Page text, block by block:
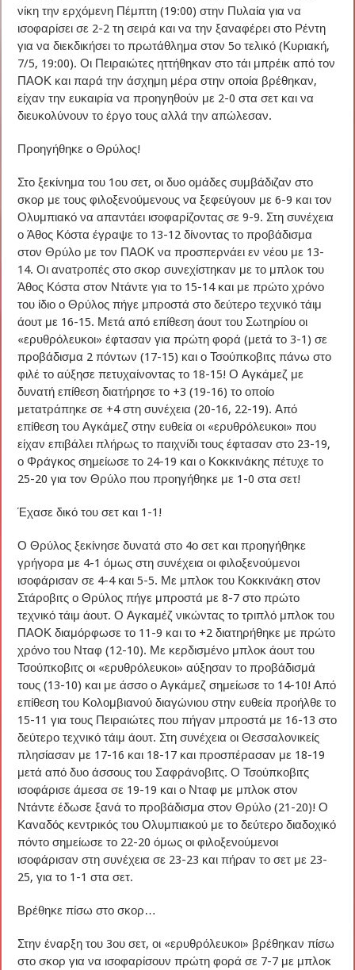
νίκη την ερχόμενη Πέμπτη (19:00) στην Πυλαία για να
ισοφαρίσει σε 2-2 τη σειρά και να την ξαναφέρει στο Ρέντη
για να διεκδικήσει το πρωτάθλημα στον 5ο τελικό (Κυριακή,
7/5, 19:00). Οι Πειραιώτες ηττήθηκαν στο τάι μπρέικ από τον
ΠΑΟΚ και παρά την άσχημη μέρα στην οποία βρέθηκαν,
είχαν την ευκαιρία να προηγηθούν με 2-0 στα σετ και να
διευκολύνουν το έργο τους αλλά την απώλεσαν.
Προηγήθηκε ο Θρύλος!
Στο ξεκίνημα του 1ου σετ, οι δυο ομάδες συμβάδιζαν στο
σκορ με τους φιλοξενούμενους να ξεφεύγουν με 6-9 και τον
Ολυμπιακό να απαντάει ισοφαρίζοντας σε 9-9. Στη συνέχεια
ο Άθος Κόστα έγραψε το 13-12 δίνοντας το προβάδισμα
στον Θρύλο με τον ΠΑΟΚ να προσπερνάει εν νέου με 13-
14. Οι ανατροπές στο σκορ συνεχίστηκαν με το μπλοκ του
Άθος Κόστα στον Ντάντε για το 15-14 και με πρώτο χρόνο
του ίδιο ο Θρύλος πήγε μπροστά στο δεύτερο τεχνικό τάιμ
άουτ με 16-15. Μετά από επίθεση άουτ του Σωτηρίου οι
«ερυθρόλευκοι» έφτασαν για πρώτη φορά (μετά το 3-1) σε
προβάδισμα 2 πόντων (17-15) και ο Τσούπκοβιτς πάνω στο
φιλέ το αύξησε πετυχαίνοντας το 18-15! Ο Αγκάμεζ με
δυνατή επίθεση διατήρησε το +3 (19-16) το οποίο
μετατράπηκε σε +4 στη συνέχεια (20-16, 22-19). Από
επίθεση του Αγκάμεζ στην ευθεία οι «ερυθρόλευκοι» που
είχαν επιβάλει πλήρως το παιχνίδι τους έφτασαν στο 23-19,
ο Φράγκος σημείωσε το 24-19 και ο Κοκκινάκης πέτυχε το
25-20 για τον Θρύλο που προηγήθηκε με 1-0 στα σετ!
Έχασε δικό του σετ και 1-1!
Ο Θρύλος ξεκίνησε δυνατά στο 4ο σετ και προηγήθηκε
γρήγορα με 4-1 όμως στη συνέχεια οι φιλοξενούμενοι
ισοφάρισαν σε 4-4 και 5-5. Με μπλοκ του Κοκκινάκη στον
Στάροβιτς ο Θρύλος πήγε μπροστά με 8-7 στο πρώτο
τεχνικό τάιμ άουτ. Ο Αγκαμέζ νικώντας το τριπλό μπλοκ του
ΠΑΟΚ διαμόρφωσε το 11-9 και το +2 διατηρήθηκε με πρώτο
χρόνο του Νταφ (12-10). Με κερδισμένο μπλοκ άουτ του
Τσούπκοβιτς οι «ερυθρόλευκοι» αύξησαν το προβάδισμά
τους (13-10) και με άσσο ο Αγκάμεζ σημείωσε το 14-10! Από
επίθεση του Κολομβιανού διαγώνιου στην ευθεία προήλθε το
15-11 για τους Πειραιώτες που πήγαν μπροστά με 16-13 στο
δεύτερο τεχνικό τάιμ άουτ. Στη συνέχεια οι Θεσσαλονικείς
πλησίασαν με 17-16 και 18-17 και προσπέρασαν με 18-19
μετά από δυο άσσους του Σαφράνοβιτς. Ο Τσούπκοβιτς
ισοφάρισε άμεσα σε 19-19 και ο Νταφ με μπλοκ στον
Ντάντε έδωσε ξανά το προβάδισμα στον Θρύλο (21-20)! Ο
Καναδός κεντρικός του Ολυμπιακού με το δεύτερο διαδοχικό
πόντο σημείωσε το 22-20 όμως οι φιλοξενούμενοι
ισοφάρισαν στη συνέχεια σε 23-23 και πήραν το σετ με 23-
25, για το 1-1 στα σετ.
Βρέθηκε πίσω στο σκορ…
Στην έναρξη του 3ου σετ, οι «ερυθρόλευκοι» βρέθηκαν πίσω
στο σκορ για να ισοφαρίσουν πρώτη φορά σε 7-7 με μπλοκ